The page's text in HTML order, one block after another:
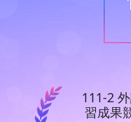
111-2
習成果